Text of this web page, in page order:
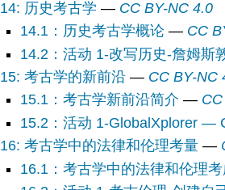
14: 历史考古学 — CC BY-NC 4.0
14.1：历史考古学概论— CC
14.2：活动 1-改写历史-詹姆斯
15: 考古学的新前沿 — CC BY-NC
15.1：考古学新前沿简介 —
16: 考古学中的法律和伦理考量 —
16.1：考古学中的法律和伦理